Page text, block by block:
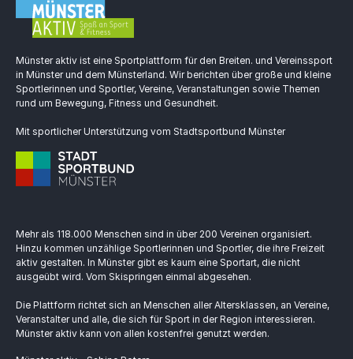
Münster aktiv ist eine Sportplattform für den Breiten. und Vereinssport
in Münster und dem Münsterland. Wir berichten über große und kleine
Sportlerinnen und Sportler, Vereine, Veranstaltungen sowie Themen
rund um Bewegung, Fitness und Gesundheit.
Mit sportlicher Unterstützung vom Stadtsportbund Münster
Mehr als 118.000 Menschen sind in über 200 Vereinen organisiert.
Hinzu kommen unzählige Sportlerinnen und Sportler, die ihre Freizeit
aktiv gestalten. In Münster gibt es kaum eine Sportart, die nicht
ausgeübt wird. Vom Skispringen einmal abgesehen.
Die Plattform richtet sich an Menschen aller Altersklassen, an Vereine,
Veranstalter und alle, die sich für Sport in der Region interessieren.
Münster aktiv kann von allen kostenfrei genutzt werden.